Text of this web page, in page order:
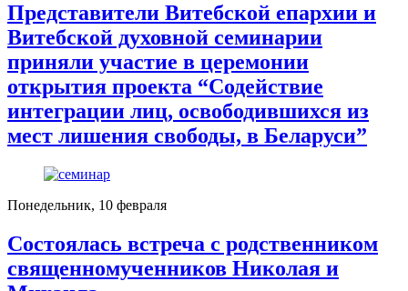
Представители Витебской епархии и
Витебской духовной семинарии
приняли участие в церемонии
открытия проекта “Содействие
интеграции лиц, освободившихся из
мест лишения свободы, в Беларуси”
Понедельник, 10 февраля
Состоялась встреча с родственником
священномученников Николая и